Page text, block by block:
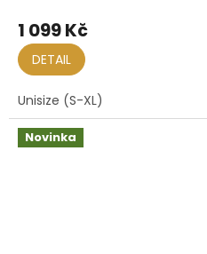
1 099 Kč
DETAIL
Unisize (S-XL)
Novinka